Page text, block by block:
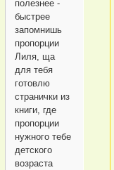
полезнее -
быстрее
запомнишь
пропорции
Лиля, ща
для тебя
готовлю
странички из
книги, где
пропорции
нужного тебе
детского
возраста